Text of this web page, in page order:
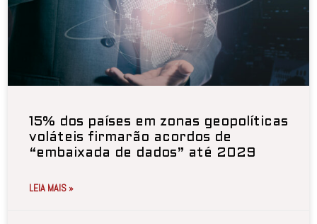
15% dos países em zonas geopolíticas
voláteis firmarão acordos de
“embaixada de dados” até 2029
LEIA MAIS »